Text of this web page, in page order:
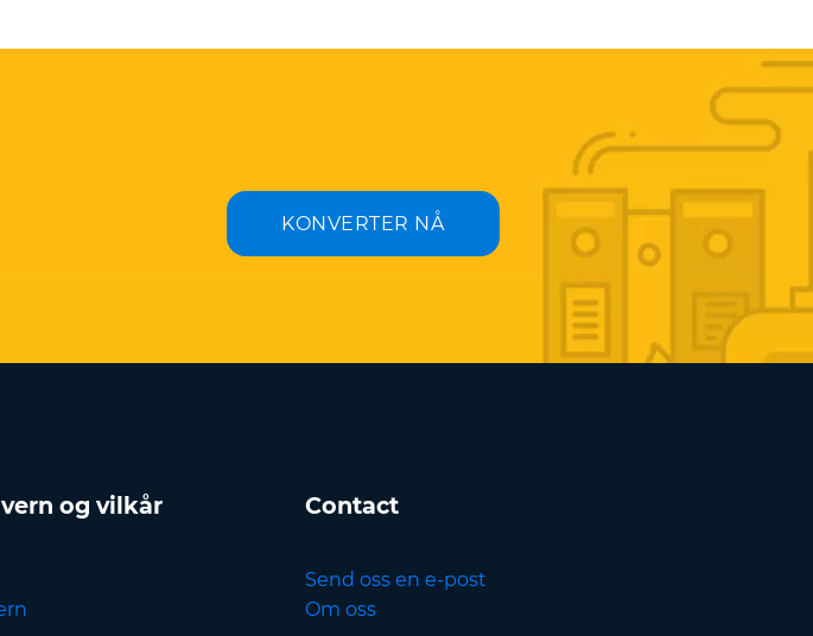
KONVERTER NÅ
og vilkår Contact
Send oss en e-post
Om oss